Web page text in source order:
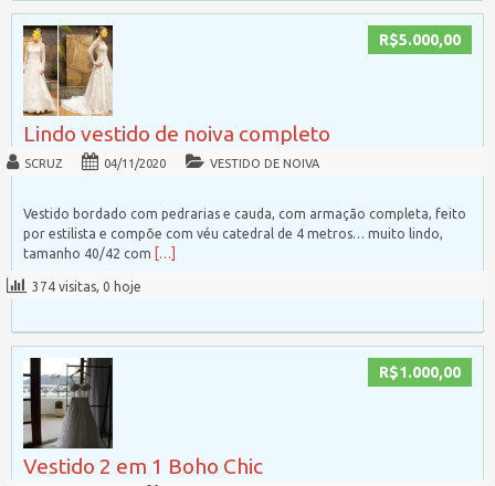
R$5.000,00
Lindo vestido de noiva completo
SCRUZ 04/11/2020 VESTIDO DE NOIVA
Vestido bordado com pedrarias e cauda, com armação completa, feito
por estilista e compõe com véu catedral de 4 metros… muito lindo,
tamanho 40/42 com […]
374 visitas, 0 hoje
R$1.000,00
Vestido 2 em 1 Boho Chic